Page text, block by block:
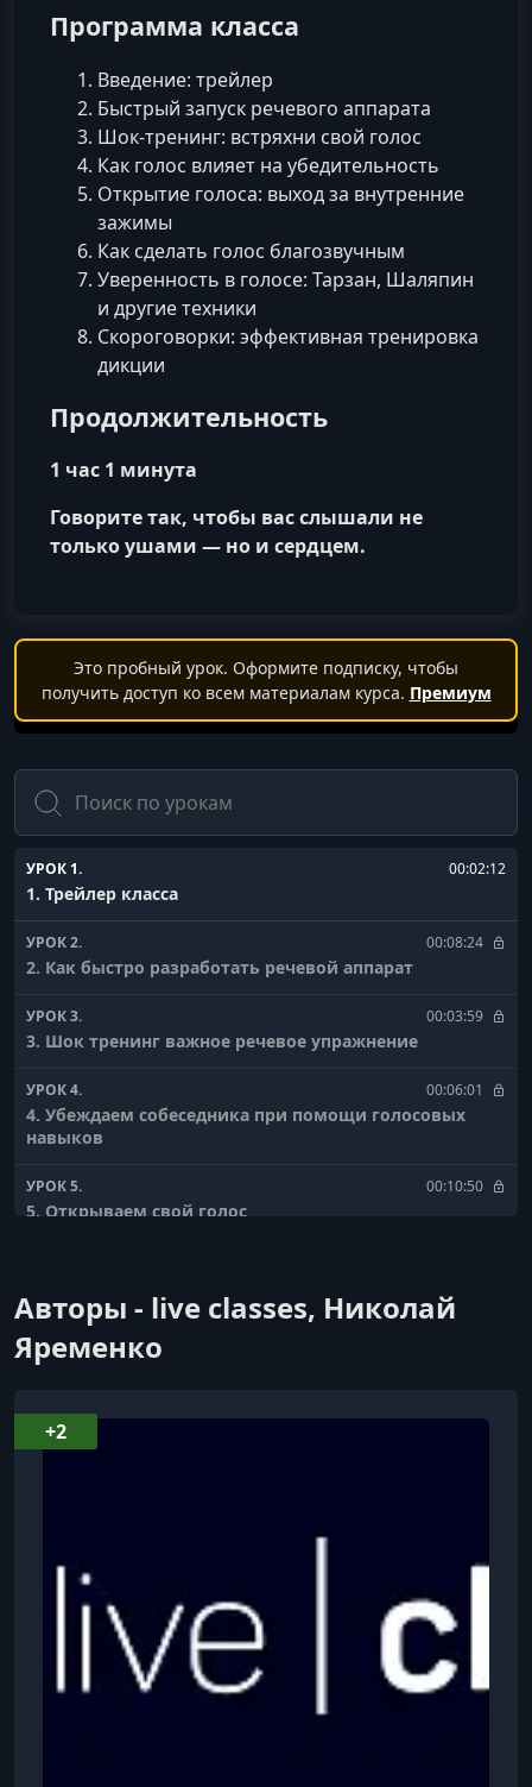
Программа класса
Введение: трейлер
Быстрый запуск речевого аппарата
Шок-тренинг: встряхни свой голос
Как голос влияет на убедительность
Открытие голосa: выход за внутренние
зажимы
Как сделать голос благозвучным
Уверенность в голосе: Тарзан, Шаляпин
и другие техники
Скороговорки: эффективная тренировка
дикции
Продолжительность
1 час 1 минута
Говорите так, чтобы вас слышали не
только ушами — но и сердцем.
Это пробный урок. Оформите подписку, чтобы
получить доступ ко всем материалам курса. Премиум
Поиск
УРОК 1. 00:02:12
1. Трейлер класса
УРОК 2. 00:08:24
2. Как быстро разработать речевой аппарат
УРОК 3. 00:03:59
3. Шок тренинг важное речевое упражнение
УРОК 4. 00:06:01
4. Убеждаем собеседника при помощи голосовых
навыков
УРОК 5. 00:10:50
5. Открываем свой голос
УРОК 7.
7. Делаем голос сильнее и увереннее- Тарзан,
УРОК 8.
8. Скороговорки как правильно их отрабатывать
Авторы - live classes, Николай
Яременко
+2